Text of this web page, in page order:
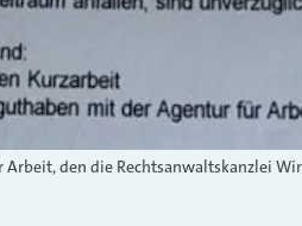
Arbeit, den die Rechtsanwaltskanzlei